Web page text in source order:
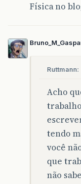
Física no
Ruttmann:
Acho
tendo
você
que
não